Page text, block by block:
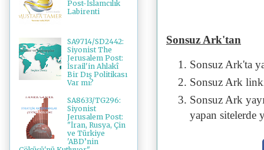
Sonsuz Ark'tan
Sonsuz Ark'ta
Sonsuz Ark
Sonsuz Ark
yapan sitelerde
Post-İslamcılık
Labirenti
SA9714/SD2442:
Siyonist The
Jerusalem Post:
İsrail'in Ahlakî
Bir Dış Politikası
Var mı?
SA8633/TG296:
Siyonist
Jerusalem Post:
"İran, Rusya, Çin
ve Türkiye
'ABD’nin